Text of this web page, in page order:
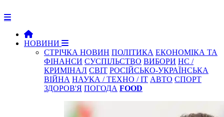
НОВИНИ
СТРІЧКА НОВИН ПОЛІТИКА ЕКОНОМІКА ТА
ФІНАНСИ СУСПІЛЬСТВО ВИБОРИ НС /
КРИМІНАЛ СВІТ РОСІЙСЬКО-УКРАЇНСЬКА
ВІЙНА НАУКА / ТЕХНО / IT АВТО СПОРТ
ЗДОРОВ'Я ПОГОДА FOOD